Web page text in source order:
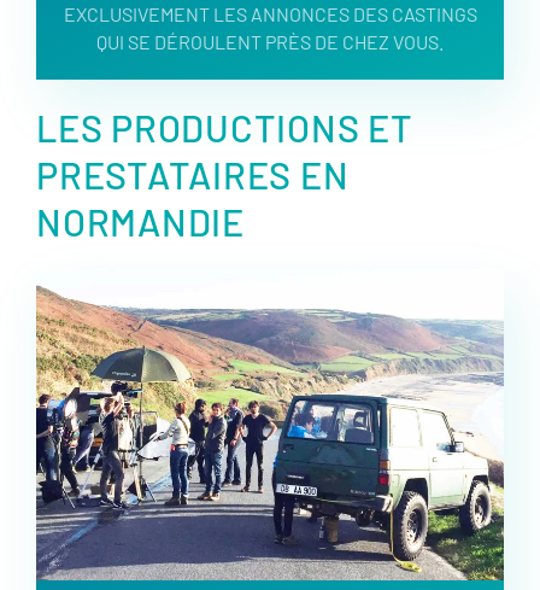
EXCLUSIVEMENT LES ANNONCES DES CASTINGS
QUI SE DÉROULENT PRÈS DE CHEZ VOUS.
LES PRODUCTIONS ET
PRESTATAIRES EN
NORMANDIE